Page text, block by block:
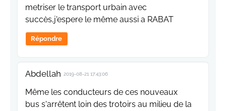
metriser le transport urbain avec
succès,j'espere le même aussi a RABAT
Répondre
Abdellah 2019-08-21 17:43:06
Même les conducteurs de ces nouveaux
bus s'arrêtent loin des trotoirs au milieu de la